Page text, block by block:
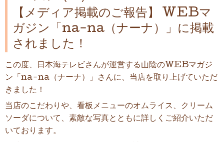
【メディア掲載のご報告】 WEBマ
ガジン「na-na（ナーナ）」に掲載
されました！
この度、日本海テレビさんが運営する山陰のWEBマガジ
ン「na-na（ナーナ）」さんに、当店を取り上げていただ
きました！
当店のこだわりや、看板メニューのオムライス、クリーム
ソーダについて、素敵な写真とともに詳しくご紹介いただ
いております。